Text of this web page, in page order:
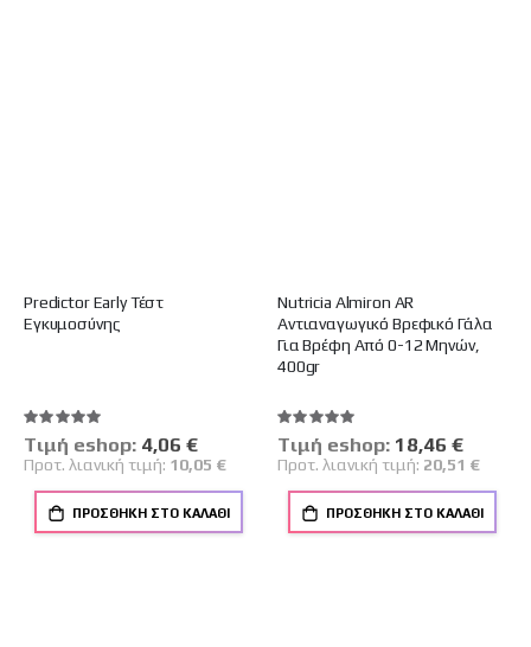
Predictor Early Τέστ
Εγκυμοσύνης
Βαθμολογία:
100%
Tιμή eshop: Ειδική
Τιμή
4,06 €
Προτ. λιανική τιμή: 10,05 €
ΠΡΟΣΘΉΚΗ ΣΤΟ ΚΑΛΆΘΙ
Nutricia Almiron AR
Αντιαναγωγικό Βρεφικό Γάλα
Για Βρέφη Από 0-12 Μηνών,
400gr
Βαθμολογία:
100%
Tιμή eshop: Ειδική
Τιμή
18,46 €
Προτ. λιανική τιμή: 20,51 €
ΠΡΟΣΘΉΚΗ ΣΤΟ ΚΑΛΆΘΙ